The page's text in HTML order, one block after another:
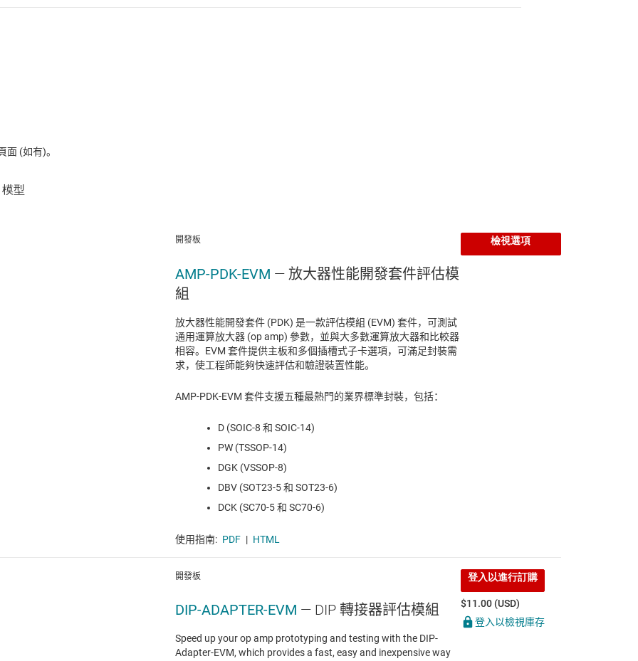
(如有)。
開發板
AMP-PDK-EVM — 放大器性能開發套件評估模
組
放大器性能開發套件 (PDK) 是一款評估模組 (EVM) 套件，可測試
通用運算放大器 (op amp) 參數，並與大多數運算放大器和比較器
相容。EVM 套件提供主板和多個插槽式子卡選項，可滿足封裝需
求，使工程師能夠快速評估和驗證裝置性能。
AMP-PDK-EVM 套件支援五種最熱門的業界標準封裝，包括：
D (SOIC-8 和 SOIC-14)
PW (TSSOP-14)
DGK (VSSOP-8)
DBV (SOT23-5 和 SOT23-6)
DCK (SC70-5 和 SC70-6)
使用指南: PDF | HTML
檢視選項
開發板
DIP-ADAPTER-EVM — DIP 轉接器評估模組
Speed up your op amp prototyping and testing with the DIP-
Adapter-EVM, which provides a fast, easy and inexpensive way
登入以進行訂購
$11.00 (USD)
登入以檢視庫存